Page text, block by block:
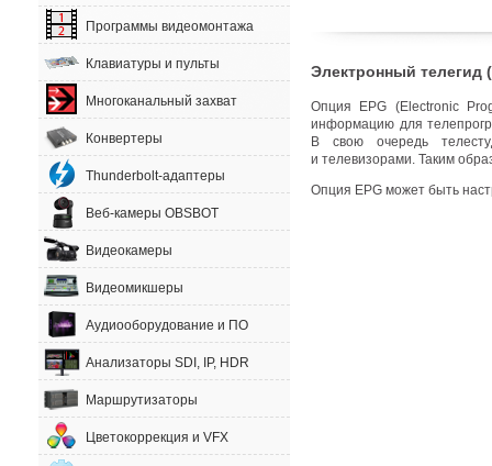
Программы видеомонтажа
Клавиатуры и пульты
Многоканальный захват
Конвертеры
Thunderbolt-адаптеры
Веб-камеры OBSBOT
Видеокамеры
Видеомикшеры
Аудиооборудование и ПО
Анализаторы SDI, IP, HDR
Маршрутизаторы
Цветокоррекция и VFX
Электронный телегид (
Опция EPG (Electronic
информацию для
В свою очередь
и телевизорами. Таким
Опция EPG может быть